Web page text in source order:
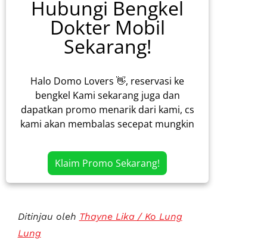
Hubungi Bengkel
Dokter Mobil
Sekarang!
Halo Domo Lovers 👋, reservasi ke
bengkel Kami sekarang juga dan
dapatkan promo menarik dari kami, cs
kami akan membalas secepat mungkin
Klaim Promo Sekarang!
Ditinjau oleh Thayne Lika / Ko Lung
Lung